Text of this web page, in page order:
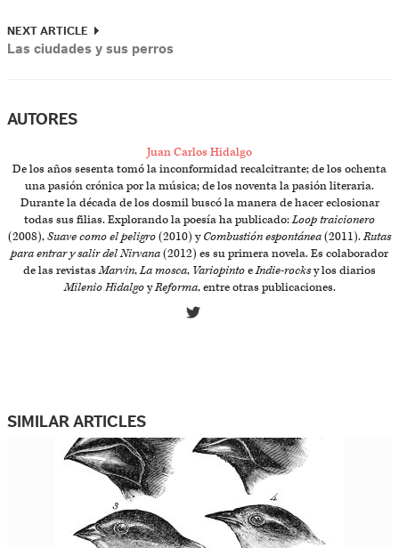
NEXT ARTICLE
Las ciudades y sus perros
AUTORES
Juan Carlos Hidalgo
De los años sesenta tomó la inconformidad recalcitrante; de los ochenta
una pasión crónica por la música; de los noventa la pasión literaria.
Durante la década de los dosmil buscó la manera de hacer eclosionar
todas sus filias. Explorando la poesía ha publicado:Loop traicionero
(2008),Suave como el peligro(2010) yCombustión espontánea(2011).Rutas
para entrar y salir del Nirvana(2012) es su primera novela. Es colaborador
de las revistasMarvin,La mosca, VariopintoeIndie-rocksy los diarios
Milenio HidalgoyReforma, entre otras publicaciones.
SIMILAR ARTICLES